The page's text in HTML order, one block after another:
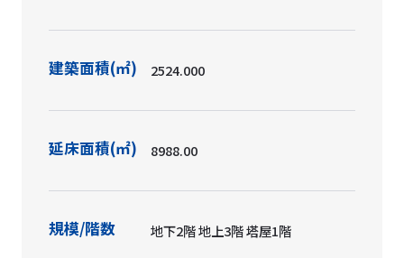
建築面積(㎡) 2524.000
延床面積(㎡) 8988.00
規模/階数 地下2階 地上3階 塔屋1階